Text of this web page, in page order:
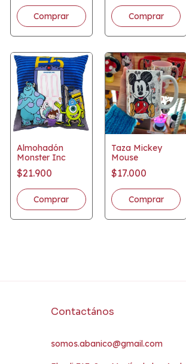
Almohadón
Monster Inc
$21.900
Taza Mickey
Mouse
$17.000
Contactános
somos.abanico@gmail.com